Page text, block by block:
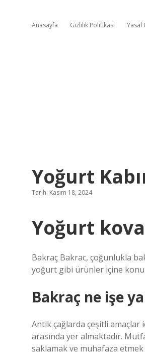
Anasayfa Gizlilik Politikası Yasal
Yoğurt
Tarih: Kasım 18, 2024
Yoğurt
Bakraç Bakrac, çoğunlukla
yoğurt gibi ürünler içine
Bakraç ne işe
Antik çağlarda çeşitli
arasında yer almaktadır.
saklamak ve muhafaza